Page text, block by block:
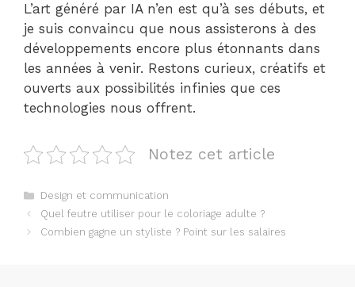
L’art généré par IA n’en est qu’à ses débuts, et
je suis convaincu que nous assisterons à des
développements encore plus étonnants dans
les années à venir. Restons curieux, créatifs et
ouverts aux possibilités infinies que ces
technologies nous offrent.
Notez cet article
Catégories
Design et communication
Quel feutre utiliser pour le coloriage adulte ?
Combien gagne un styliste ? Point sur les salaires